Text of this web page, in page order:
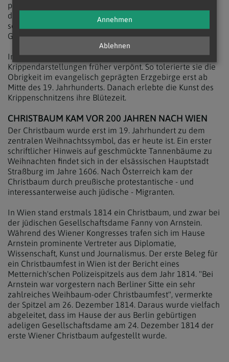
populär. Einzelne Landschaften entwickelten vor allem in
der Barockzeit besondere Traditionen des Krippenbaus -
so Sizilien, Tirol, Oberbayern, die Provence und die
Goralischen Täler südlich von Krakau.
In protestantischen Gegenden waren
Krippendarstellungen früher verpönt. So tolerierte sie die
Obrigkeit im evangelisch geprägten Erzgebirge erst ab
Mitte des 19. Jahrhunderts. Danach erlebte die Kunst des
Krippenschnitzens ihre Blütezeit.
CHRISTBAUM KAM VOR 200 JAHREN NACH WIEN
Der Christbaum wurde erst im 19. Jahrhundert zu dem
zentralen Weihnachtssymbol, das er heute ist. Ein erster
schriftlicher Hinweis auf geschmückte Tannenbäume zu
Weihnachten findet sich in der elsässischen Hauptstadt
Straßburg im Jahre 1606. Nach Österreich kam der
Christbaum durch preußische protestantische - und
interessanterweise auch jüdische - Migranten.
In Wien stand erstmals 1814 ein Christbaum, und zwar bei
der jüdischen Gesellschaftsdame Fanny von Arnstein.
Während des Wiener Kongresses trafen sich im Hause
Arnstein prominente Vertreter aus Diplomatie,
Wissenschaft, Kunst und Journalismus. Der erste Beleg für
ein Christbaumfest in Wien ist der Bericht eines
Metternich'schen Polizeispitzels aus dem Jahr 1814. "Bei
Arnstein war vorgestern nach Berliner Sitte ein sehr
zahlreiches Weihbaum-oder Christbaumfest", vermerkte
der Spitzel am 26. Dezember 1814. Daraus wurde vielfach
abgeleitet, dass im Hause der aus Berlin gebürtigen
adeligen Gesellschaftsdame am 24. Dezember 1814 der
erste Wiener Christbaum aufgestellt wurde.
Ablehnen
Annehmen